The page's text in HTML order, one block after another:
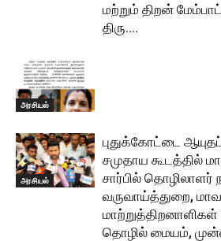
மற்றும் திறன்
திரு....
அரசியல்
அரசியல்
புதுக்கோட்டை
சமுதாய கூடத்தில்
சார்பில் தொழிலாளர்
வருவாய்த்துறை,
மாற்றுத்திறனாளிகள்
தொழில் மையம்,